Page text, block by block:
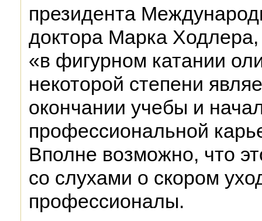
президента
доктора Марка Ходлера,
«в фигурном катании
некоторой степени
окончании учебы и
профессиональной
Вполне возможно, что
со слухами о скором
профессионалы.